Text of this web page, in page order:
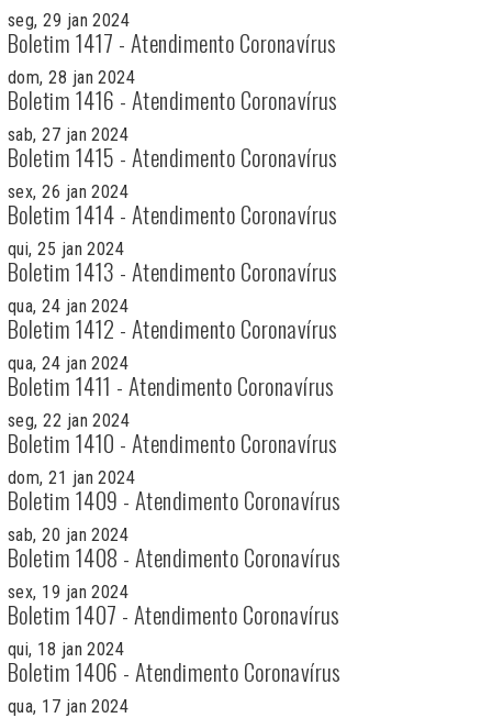
seg, 29 jan 2024
Boletim 1417 - Atendimento Coronavírus
dom, 28 jan 2024
Boletim 1416 - Atendimento Coronavírus
sab, 27 jan 2024
Boletim 1415 - Atendimento Coronavírus
sex, 26 jan 2024
Boletim 1414 - Atendimento Coronavírus
qui, 25 jan 2024
Boletim 1413 - Atendimento Coronavírus
qua, 24 jan 2024
Boletim 1412 - Atendimento Coronavírus
qua, 24 jan 2024
Boletim 1411 - Atendimento Coronavírus
seg, 22 jan 2024
Boletim 1410 - Atendimento Coronavírus
dom, 21 jan 2024
Boletim 1409 - Atendimento Coronavírus
sab, 20 jan 2024
Boletim 1408 - Atendimento Coronavírus
sex, 19 jan 2024
Boletim 1407 - Atendimento Coronavírus
qui, 18 jan 2024
Boletim 1406 - Atendimento Coronavírus
qua, 17 jan 2024